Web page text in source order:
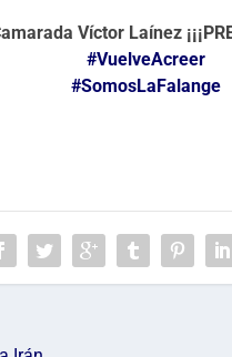
Víctor Laínez
#VuelveAcreer
#SomosLaFalange